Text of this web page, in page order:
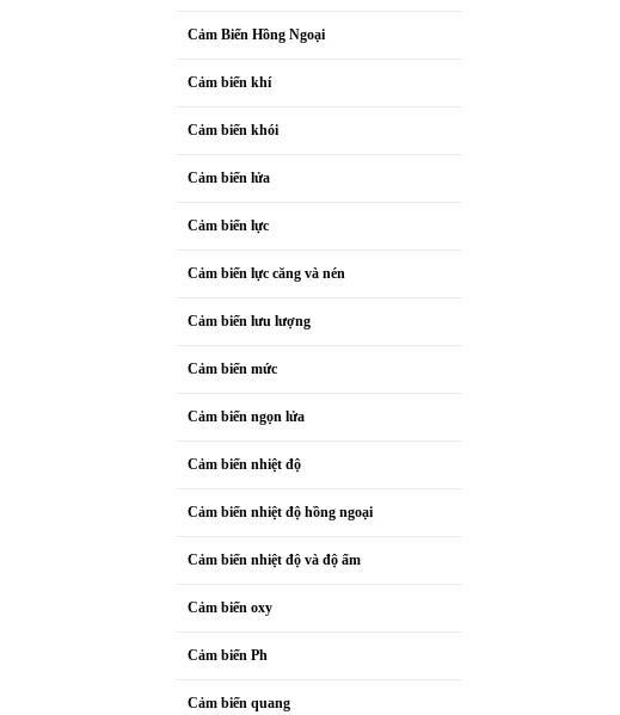
Cảm Biến Hồng Ngoại
Cảm biến khí
Cảm biến khói
Cảm biến lửa
Cảm biến lực
Cảm biến lực căng và nén
Cảm biến lưu lượng
Cảm biến mức
Cảm biến ngọn lửa
Cảm biến nhiệt độ
Cảm biến nhiệt độ hồng ngoại
Cảm biến nhiệt độ và độ ẩm
Cảm biến oxy
Cảm biến Ph
Cảm biến quang